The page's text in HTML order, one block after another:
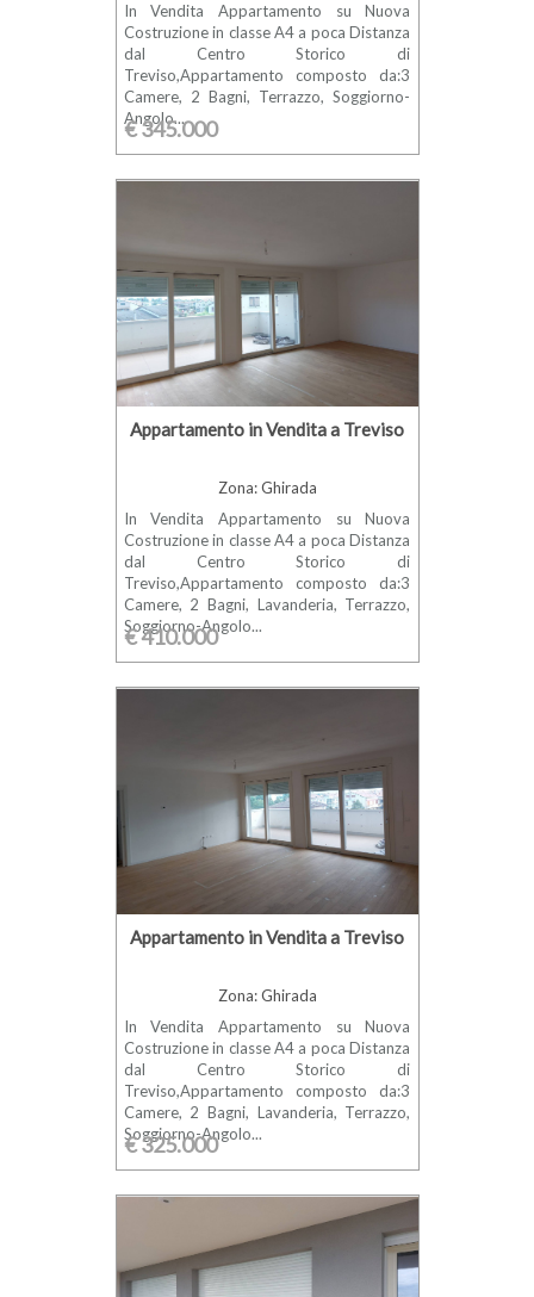
In Vendita Appartamento su Nuova
Costruzione in classe A4 a poca Distanza
dal Centro Storico di
Treviso,Appartamento composto da:3
Camere, 2 Bagni, Terrazzo, Soggiorno-
Angolo...
€ 345.000
Appartamento in Vendita a Treviso
Zona: Ghirada
In Vendita Appartamento su Nuova
Costruzione in classe A4 a poca Distanza
dal Centro Storico di
Treviso,Appartamento composto da:3
Camere, 2 Bagni, Lavanderia, Terrazzo,
Soggiorno-Angolo...
€ 410.000
Appartamento in Vendita a Treviso
Zona: Ghirada
In Vendita Appartamento su Nuova
Costruzione in classe A4 a poca Distanza
dal Centro Storico di
Treviso,Appartamento composto da:3
Camere, 2 Bagni, Lavanderia, Terrazzo,
Soggiorno-Angolo...
€ 325.000